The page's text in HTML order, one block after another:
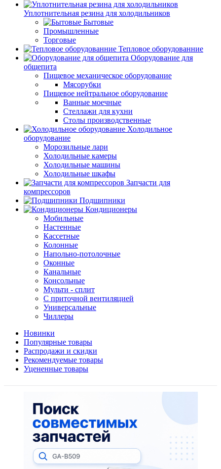
Уплотнительная резина для холодильников
Бытовые
Промышленные
Торговые
Тепловое оборудованние
Оборудование для
общепита
Пищевое механическое оборудование
Мясорубки
Пищевое нейтральное оборудование
Ванные моечные
Стеллажи для кухни
Столы производственные
Холодильное
оборудование
Морозильные лари
Холодильные камеры
Холодильные машины
Холодильные шкафы
Запчасти для
компрессоров
Подшипники
Кондиционеры
Мобильные
Настенные
Кассетные
Колонные
Напольно-потолочные
Оконные
Канальные
Консольные
Мульти - сплит
С приточной вентиляцией
Универсальные
Чиллеры
Новинки
Популярные товары
Распродажи и скидки
Рекомендуемые товары
Уцененные товары